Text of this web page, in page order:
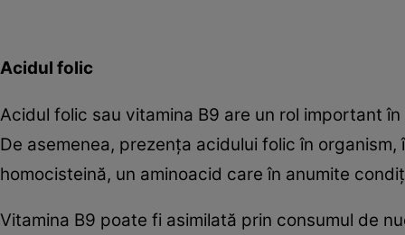
Acidul folic
Acidul folic sau vitamina B9 are un rol important
De asemenea, prezenţa acidului folic în
homocisteină, un aminoacid care în anumite
Vitamina B9 poate fi asimilată prin consumul de